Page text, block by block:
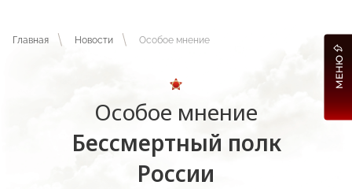
Главная Новости Особое мнение
Особое мнение
Бессмертный полк
России
МЕНЮ